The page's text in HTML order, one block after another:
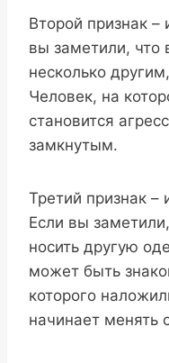
Второй признак –
вы заметили, что
несколько
Человек, на
становится
замкнутым.
Третий признак –
Если вы
носить другую
может быть
которого
начинает менять